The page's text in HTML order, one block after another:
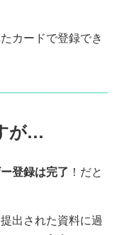
カードで登録でき
が…
登録は完了 ！だと
出された資料に過